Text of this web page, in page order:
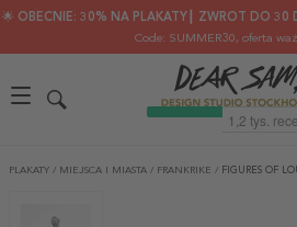
🌟 OBECNIE: 30% NA PLAKATY┃ ZWROT DO 30
Code: SUMMER30, oferta
PLAKATY / MIEJSCA I MIASTA / FRANKRIKE / FIGURES OF